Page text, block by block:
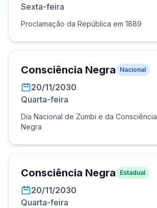
Sexta-feira
Proclamação da República em 1889
Consciência Negra Nacional
20/11/2030
Quarta-feira
Dia Nacional de Zumbi e da Consciência
Negra
Consciência Negra Estadual
20/11/2030
Quarta-feira